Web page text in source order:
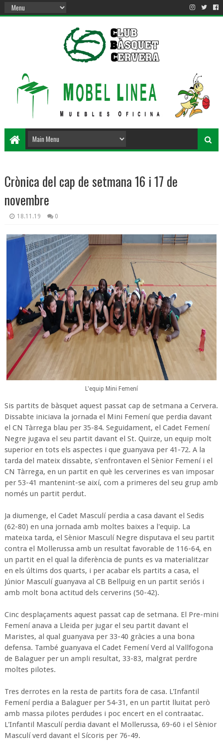
Crònica del cap de setmana 16 i 17 de
novembre
18.11.19 0
L'equip Mini Femení
Sis partits de bàsquet aquest passat cap de setmana a Cervera.
Dissabte iniciava la jornada el Mini Femení que perdia davant
el CN Tàrrega blau per 35-84. Seguidament, el Cadet Femení
Negre jugava el seu partit davant el St. Quirze, un equip molt
superior en tots els aspectes i que guanyava per 41-72. A la
tarda del mateix dissabte, s'enfrontaven el Sènior Femení i el
CN Tàrrega, en un partit en què les cerverines es van imposar
per 53-41 mantenint-se així, com a primeres del seu grup amb
només un partit perdut.
Ja diumenge, el Cadet Masculí perdia a casa davant el Sedis
(62-80) en una jornada amb moltes baixes a l'equip. La
mateixa tarda, el Sènior Masculí Negre disputava el seu partit
contra el Mollerussa amb un resultat favorable de 116-64, en
un partit en el qual la diferència de punts es va materialitzar
en els últims dos quarts, i per acabar els partits a casa, el
Júnior Masculí guanyava al CB Bellpuig en un partit seriós i
amb molt bona actitud dels cerverins (50-42).
Cinc desplaçaments aquest passat cap de setmana. El Pre-mini
Femení anava a Lleida per jugar el seu partit davant el
Maristes, al qual guanyava per 33-40 gràcies a una bona
defensa. També guanyava el Cadet Femení Verd al Vallfogona
de Balaguer per un ampli resultat, 33-83, malgrat perdre
moltes pilotes.
Tres derrotes en la resta de partits fora de casa. L'Infantil
Femení perdia a Balaguer per 54-31, en un partit lluitat però
amb massa pilotes perdudes i poc encert en el contraatac.
L'Infantil Masculí perdia davant el Mollerussa, 69-60 i el Sènior
Masculí verd davant el Sícoris per 76-49.